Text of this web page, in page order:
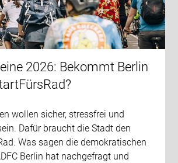
2026: Bekommt Berlin
wollen sicher, stressfrei und
Dafür braucht die Stadt den
Was sagen die demokratischen
Berlin hat nachgefragt und